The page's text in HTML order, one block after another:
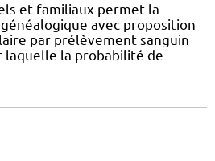
et familiaux permet la
avec proposition
par prélèvement sanguin
laquelle la probabilité de